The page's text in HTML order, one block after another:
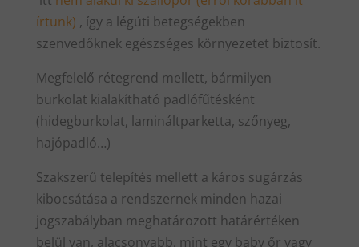
írtunk) , így a légúti betegségekben
szenvedőknek egészséges környezetet biztosít.
Megfelelő rétegrend mellett, bármilyen
burkolat kialakítható padlófűtésként
(hidegburkolat, lamináltparketta, szőnyeg,
hajópadló…)
Szakszerű telepítés mellett a káros sugárzás
kibocsátása a rendszernek minden hazai
jogszabályban meghatározott határértéken
belül van, alacsonyabb, mint egy baby őr vagy